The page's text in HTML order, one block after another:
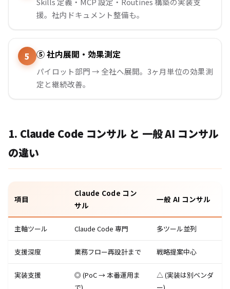
援。社内ドキュメント整備も。
⑤ 社内展開・効果測定
パイロット部門 → 全社へ展開。3ヶ月単位の効果測
定と継続改善。
1. Claude Code コンサル と 一般 AI コンサル
の違い
項目
Claude Code コン
サル
一般 AI コンサル
主軸ツール Claude Code 専門 多ツール並列
支援深度 業務フロー再設計まで 戦略提案中心
実装支援
◎ (PoC → 本番運用ま
△ (実装は別ベンダ